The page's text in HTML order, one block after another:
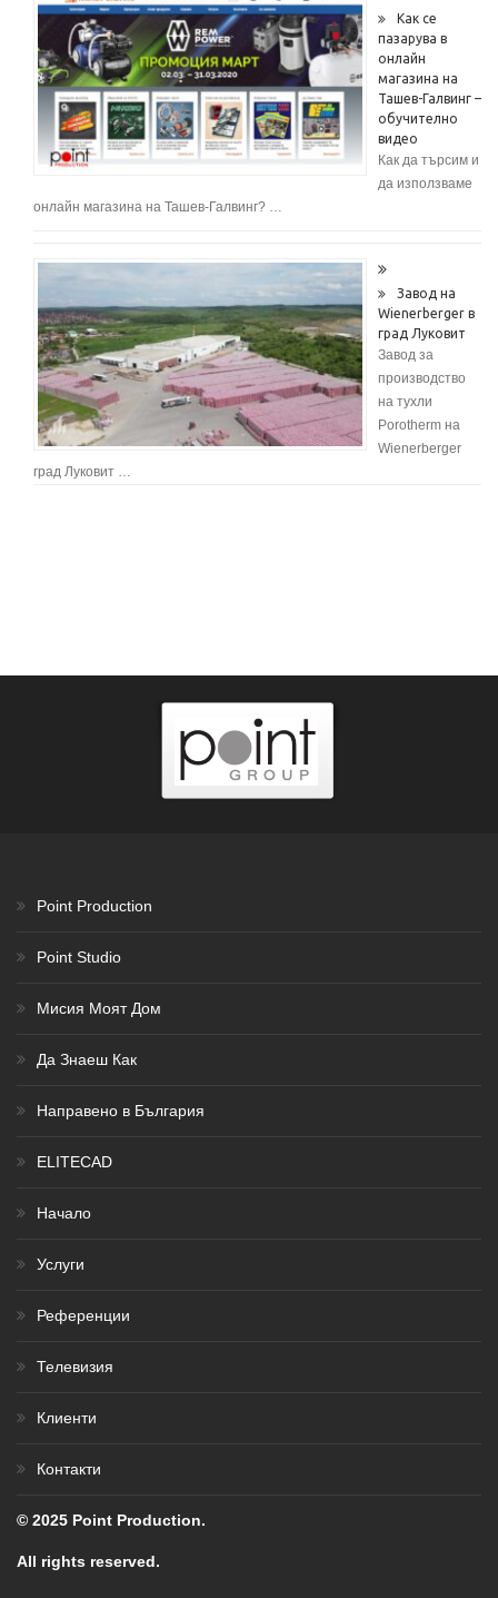
Как се
пазарува в
онлайн
магазина на
Ташев-Галвинг –
обучително
видео
Как да търсим и
да използваме
онлайн магазина на Ташев-Галвинг? …
Завод на
Wienerberger в
град Луковит
Завод за
производство
на тухли
Porotherm на
Wienerberger
град Луковит …
Point Production
Point Studio
Мисия Моят Дом
Да Знаеш Как
Направено в България
ELITECAD
Начало
Услуги
Референции
Телевизия
Клиенти
Контакти
© 2025 Point Production.
All rights reserved.